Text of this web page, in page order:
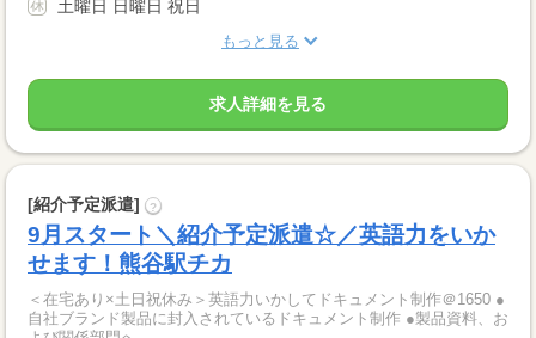
土曜日 日曜日 祝日
もっと見る
求人詳細を見る
[紹介予定派遣] ?
9月スタート＼紹介予定派遣☆／英語力をいか
せます！熊谷駅チカ
＜在宅あり×土日祝休み＞英語力いかしてドキュメント制作＠1650 ●
自社ブランド製品に封入されているドキュメント制作 ●製品資料、お